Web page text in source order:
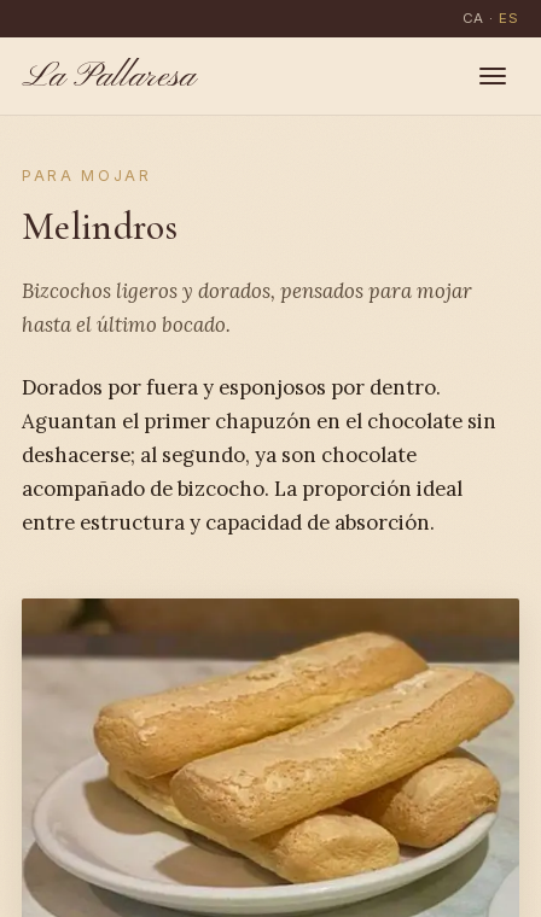
CA · ES
La Pallaresa
PARA MOJAR
Melindros
Bizcochos ligeros y dorados, pensados para mojar
hasta el último bocado.
Dorados por fuera y esponjosos por dentro.
Aguantan el primer chapuzón en el chocolate sin
deshacerse; al segundo, ya son chocolate
acompañado de bizcocho. La proporción ideal
entre estructura y capacidad de absorción.